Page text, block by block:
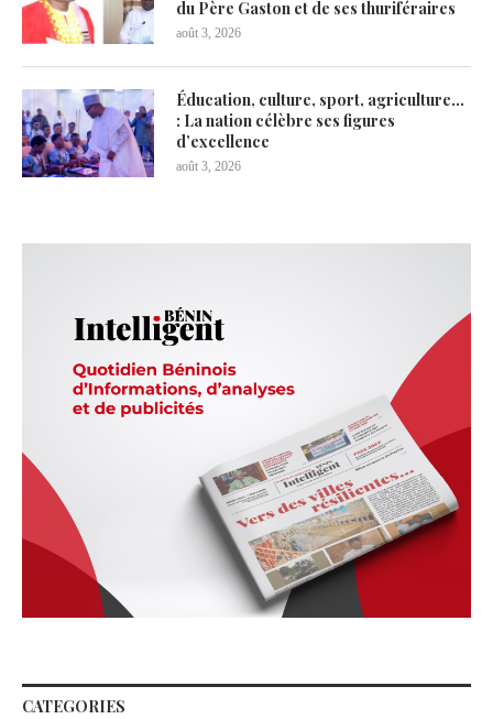
du Père Gaston et de ses thuriféraires
août 3, 2026
Éducation, culture, sport, agriculture…
: La nation célèbre ses figures
d’excellence
août 3, 2026
CATEGORIES